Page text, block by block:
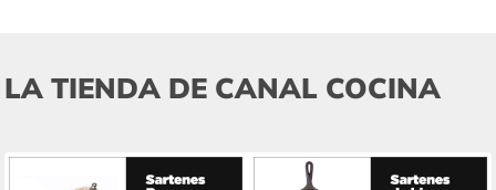
LA TIENDA DE CANAL COCINA